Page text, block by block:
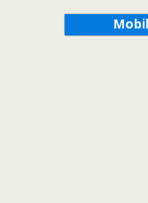
Mobil